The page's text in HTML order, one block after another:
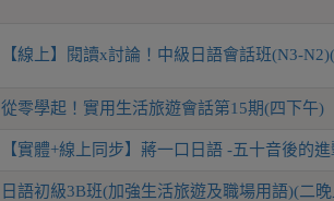
【線上】閱讀x討論！中級日語會話班(N3-
從零學起！實用生活旅遊會話第15期(四下午)
【實體+線上同步】蔣一口日語 -五十音後的
日語初級3B班(加強生活旅遊及職場用語)(二